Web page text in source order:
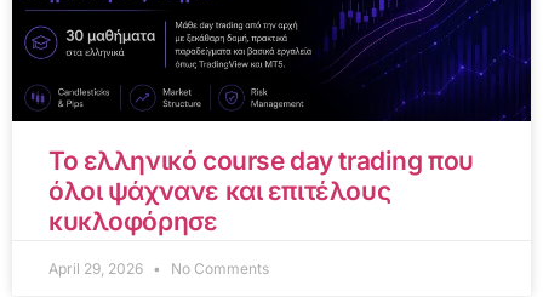
Το ελληνικό course day trading που
όλοι ψάχνανε και επιτέλους
κυκλοφόρησε
April 29, 2026 No Comments